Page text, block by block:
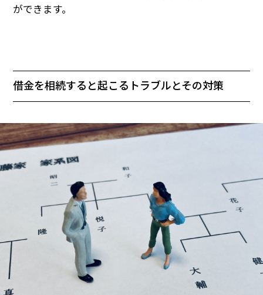
ができます。
借金を相続すると起こるトラブルとその対策